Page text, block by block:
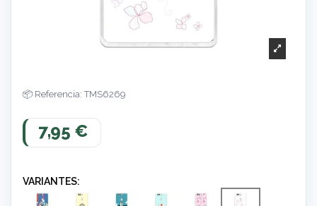
Referencia: TMS6269
7,95 €
VARIANTES: